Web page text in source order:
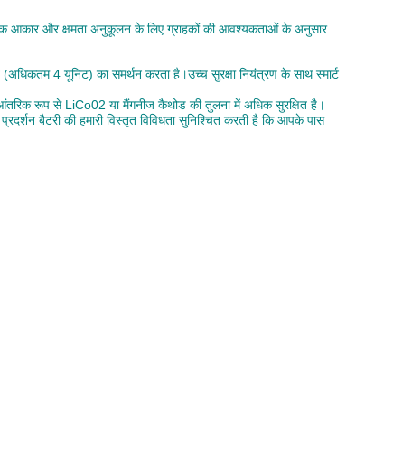
पैक आकार और क्षमता अनुकूलन के लिए ग्राहकों की आवश्यकताओं के अनुसार
4 यूनिट) का समर्थन करता है।उच्च सुरक्षा नियंत्रण के साथ स्मार्ट
रूप से LiCo02 या मैंगनीज कैथोड की तुलना में अधिक सुरक्षित है।
बैटरी की हमारी विस्तृत विविधता सुनिश्चित करती है कि आपके पास